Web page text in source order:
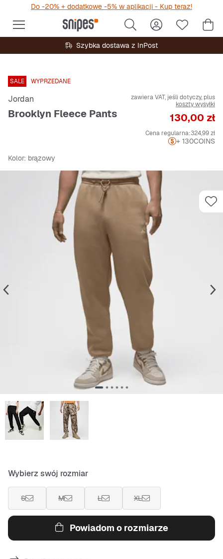
Do -20% + dodatkowe -5% w aplikacji - Kup teraz!
Szybka dostawa z InPost
SALE WYPRZEDANE
Jordan
Brooklyn Fleece Pants
zawiera VAT, jeśli dotyczy, plus
koszty wysyłki
Cena
130,00 zł
Cena regularna:324,99 zł
+ 130COINS
Kolor: brązowy
Wybierz swój rozmiar
S M L XL
Powiadom o rozmiarze